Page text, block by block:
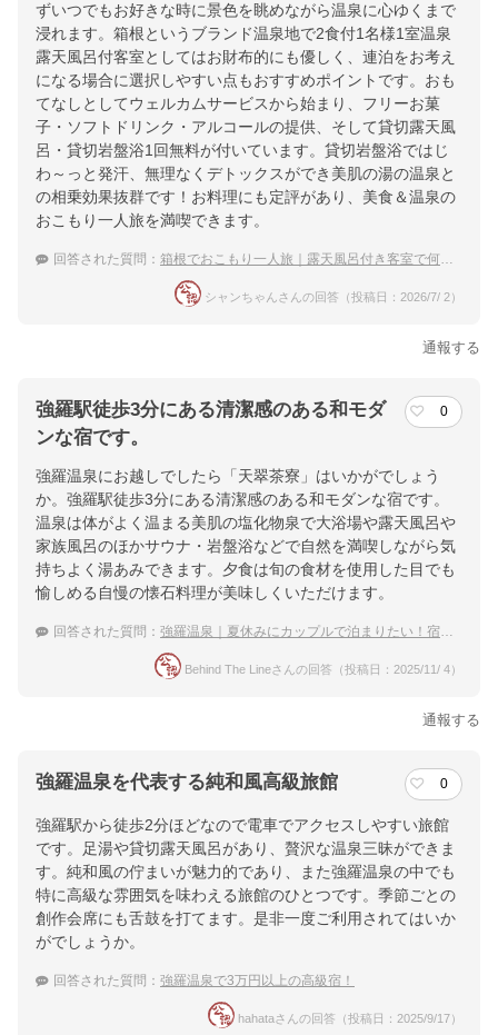
ずいつでもお好きな時に景色を眺めながら温泉に心ゆくまで
浸れます。箱根というブランド温泉地で2食付1名様1室温泉
露天風呂付客室としてはお財布的にも優しく、連泊をお考え
になる場合に選択しやすい点もおすすめポイントです。おも
てなしとしてウェルカムサービスから始まり、フリーお菓
子・ソフトドリンク・アルコールの提供、そして貸切露天風
呂・貸切岩盤浴1回無料が付いています。貸切岩盤浴ではじ
わ～っと発汗、無理なくデトックスができ美肌の湯の温泉と
の相乗効果抜群です！お料理にも定評があり、美食＆温泉の
おこもり一人旅を満喫できます。
回答された質問： 箱根でおこもり一人旅｜露天風呂付き客室で何度も温泉に入れる宿
シャンちゃんさんの回答（投稿日：2026/7/ 2）
通報する
強羅駅徒歩3分にある清潔感のある和モダ
ンな宿です。
0
強羅温泉にお越しでしたら「天翠茶寮」はいかがでしょう
か。強羅駅徒歩3分にある清潔感のある和モダンな宿です。
温泉は体がよく温まる美肌の塩化物泉で大浴場や露天風呂や
家族風呂のほかサウナ・岩盤浴などで自然を満喫しながら気
持ちよく湯あみできます。夕食は旬の食材を使用した目でも
愉しめる自慢の懐石料理が美味しくいただけます。
回答された質問： 強羅温泉｜夏休みにカップルで泊まりたい！宿のおすすめは？
Behind The Lineさんの回答（投稿日：2025/11/ 4）
通報する
強羅温泉を代表する純和風高級旅館 0
強羅駅から徒歩2分ほどなので電車でアクセスしやすい旅館
です。足湯や貸切露天風呂があり、贅沢な温泉三昧ができま
す。純和風の佇まいが魅力的であり、また強羅温泉の中でも
特に高級な雰囲気を味わえる旅館のひとつです。季節ごとの
創作会席にも舌鼓を打てます。是非一度ご利用されてはいか
がでしょうか。
回答された質問： 強羅温泉で3万円以上の高級宿！
hahataさんの回答（投稿日：2025/9/17）